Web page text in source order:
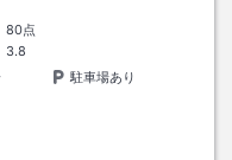
80点
3.8
駐車場あり